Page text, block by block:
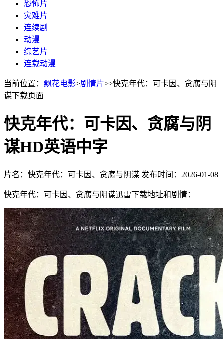
恐怖片
灾难片
连续剧
动漫
综艺片
连载动漫
当前位置： 飘花电影>剧情片>>快克年代：可卡因、贪腐与阴
谋下载页面
快克年代：可卡因、贪腐与阴
谋HD英语中字
片名：快克年代：可卡因、贪腐与阴谋 发布时间：2026-01-08
快克年代：可卡因、贪腐与阴谋迅雷下载地址和剧情：